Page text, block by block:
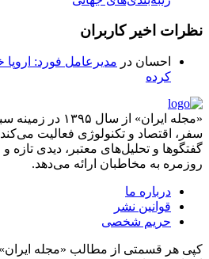
نظرات اخیر کاربران
احسان در مدیرعامل فورد:
کرده
«مجله ایران» از
سفر، اقتصاد و تکنولوژی فعالیت می‌کند و
گفتگوها و تحلیل‌های معتبر، دیدی تازه
روزمره به مخاطبان ارائه می‌دهد.
درباره ما
قوانین نشر
حریم شخصی
کپی هر قسمتی از مطالب «مجله